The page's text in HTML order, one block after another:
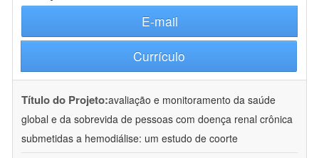
E-mail
Currículo
Título do Projeto:avaliação e monitoramento da saúde
global e da sobrevida de pessoas com doença renal crônica
submetidas a hemodiálise: um estudo de coorte